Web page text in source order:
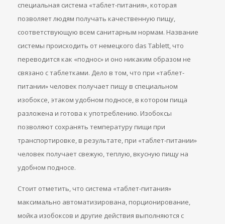
специальная система «таблет-питания», которая
позволяет людям получать качественную пищу,
соответствующую всем санитарным нормам. Название
системы происходить от немецкого das Tablett, что
переводится как «поднос» и оно никаким образом не
связано с таблетками. Дело в том, что при «таблет-
питании» человек получает пищу в специальном
изобоксе, этаком удобном подносе, в котором пища
разложена и готова к употреблению. Изобоксы
позволяют сохранять температуру пищи при
транспортировке, в результате, при «таблет-питании»
человек получает свежую, теплую, вкусную пищу на
удобном подносе.
Стоит отметить, что система «таблет-питания»
максимально автоматизирована, порционирование,
мойка изобоксов и другие действия выполняются с